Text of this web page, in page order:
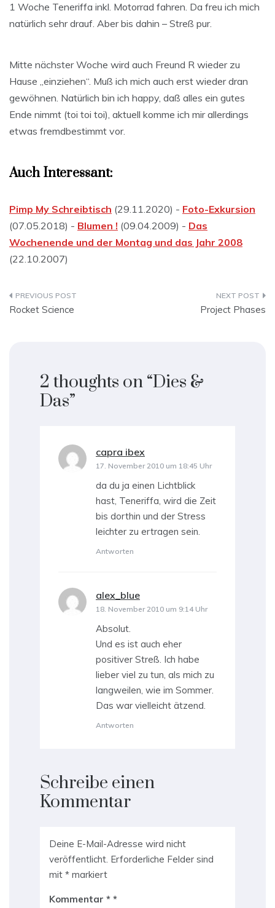
1 Woche Teneriffa inkl. Motorrad fahren. Da freu ich mich
natürlich sehr drauf. Aber bis dahin – Streß pur.
Mitte nächster Woche wird auch Freund R wieder zu
Hause „einziehen“. Muß ich mich auch erst wieder dran
gewöhnen. Natürlich bin ich happy, daß alles ein gutes
Ende nimmt (toi toi toi), aktuell komme ich mir allerdings
etwas fremdbestimmt vor.
Auch Interessant:
Pimp My Schreibtisch (29.11.2020) - Foto-Exkursion
(07.05.2018) - Blumen ! (09.04.2009) - Das
Wochenende und der Montag und das Jahr 2008
(22.10.2007)
Beitragsnavigation
Rocket Science Project Phases
2 thoughts on “Dies &
Das”
capra ibex
17. November 2010 um 18:45 Uhr
da du ja einen Lichtblick
hast, Teneriffa, wird die Zeit
bis dorthin und der Stress
leichter zu ertragen sein.
Antworten
alex_blue
18. November 2010 um 9:14 Uhr
Absolut.
Und es ist auch eher
positiver Streß. Ich habe
lieber viel zu tun, als mich zu
langweilen, wie im Sommer.
Das war vielleicht ätzend.
Antworten
Schreibe einen
Kommentar
Deine E-Mail-Adresse wird nicht
veröffentlicht. Erforderliche Felder sind
mit * markiert
Kommentar *